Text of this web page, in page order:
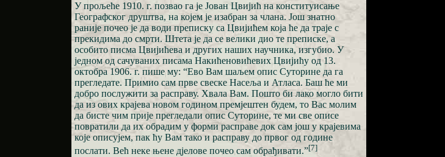
У прољеће 1910. г. позвао га је Јован Цвијић на конституисање
Географског друштва, на којем је изабран за члана. Још знатно
раније почео је да води преписку са Цвијићем која ће да траје с
прекидима до смрти. Штета је да се велики дио те преписке, а
особито писма Цвијићева и других наших научника, изгубио. У
једном од сачуваних писама Накићеновићевих Цвијићу од 13.
октобра 1906. г. пише му: “Ево Вам шаљем опис Суторине да га
прегледате. Примио сам прве свеске Насеља и Атласа. Баш ће ми
добро послужити за расправу. Хвала Вам. Пошто би лако могло бити
да из ових крајева новом годином премјештен будем, то Вас молим
да бисте чим прије прегледали опис Суторине, те ми све описе
повратили да их обрадим у форми расправе док сам још у крајевима
које описујем, пак ћу Вам тако и расправу до првог од године
послати. Већ неке њене дјелове почео сам обрађивати.”[7]